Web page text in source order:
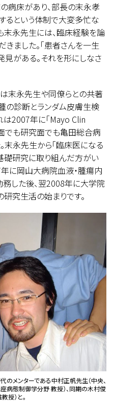
病床があり、部長の末永孝
るという体制で大変多忙な
末永先生には、臨床経験を論
ました。「患者さんを一生
見がある。それを形にしなさ
末永先生や同僚らとの共著
の診断とランダム皮膚生検
は2007年に「Mayo Clin
でも研究面でも亀田総合病
末永先生から「臨床医になる
礎研究に取り組んだ方がい
年に岡山大病院血液・腫瘍内
した後、翌2008年に大学院
究生活の始まりです。
メンターである中村正帆先生（中央、
病態制御学分野 教授）、同期の木村俊
授）と。